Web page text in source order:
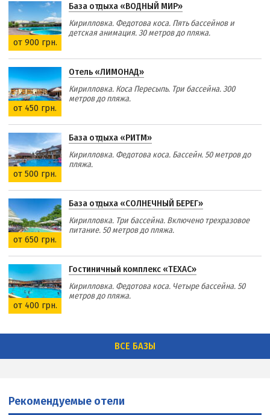
от 900 грн.
База отдыха «ВОДНЫЙ МИР»
Кирилловка. Федотова коса. Пять бассейнов и
детская анимация. 30 метров до пляжа.
от 450 грн.
Отель «ЛИМОНАД»
Кирилловка. Коса Пересыпь. Три бассейна. 300
метров до пляжа.
от 500 грн.
База отдыха «РИТМ»
Кирилловка. Федотова коса. Бассейн. 50 метров до
пляжа.
от 650 грн.
База отдыха «СОЛНЕЧНЫЙ БЕРЕГ»
Кирилловка. Три бассейна. Включено трехразовое
питание. 50 метров до пляжа.
от 400 грн.
Гостиничный комплекс «ТЕХАС»
Кирилловка. Федотова коса. Четыре бассейна. 50
метров до пляжа.
ВСЕ БАЗЫ
Рекомендуемые отели